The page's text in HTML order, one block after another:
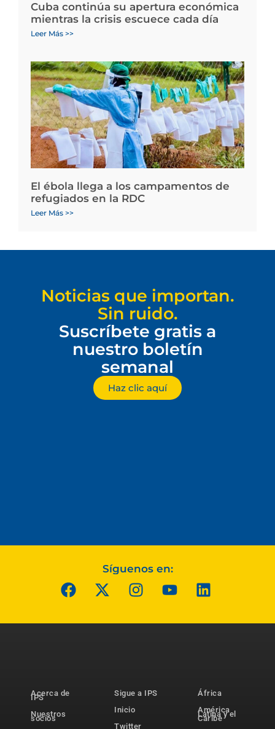
Cuba continúa su apertura económica
mientras la crisis escuece cada día
Leer Más >>
El ébola llega a los campamentos de
refugiados en la RDC
Leer Más >>
Noticias que importan.
Sin ruido.
Suscríbete gratis a
nuestro boletín
semanal
Haz clic aquí
Síguenos en:
Acerca de
IPS
Nuestros
socios
Sigue a IPS
Inicio
Twitter
África
América
Latina y el
Caribe